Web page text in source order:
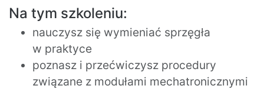
Na tym szkoleniu:
nauczysz się wymieniać sprzęgła
w praktyce
poznasz i przećwiczysz procedury
związane z modułami mechatronicznymi